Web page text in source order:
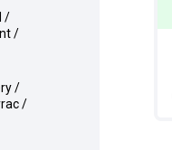
/
/